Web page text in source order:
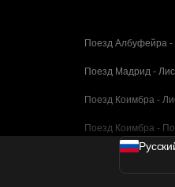
Поезд Албуфейра -
Поезд Мадрид -
Поезд Коимбра -
Поезд Коимбра -
Поезд Валенсия -
Поезд Севилья -